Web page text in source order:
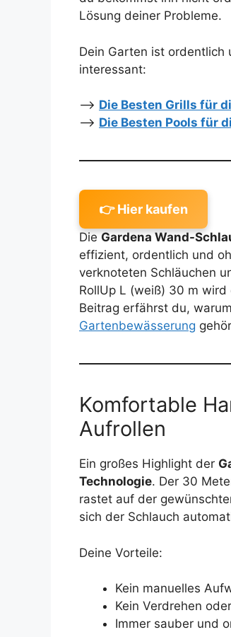
Lösung deiner Probleme.
Dein Garten ist
interessant:
–> Die Besten Grills für
–> Die Besten Pools für
👉 Hier kaufen
Die Gardena Wand-
effizient, ordentlich und
verknoteten Schläuchen
RollUp L (weiß) 30 m
Beitrag erfährst du,
Gartenbewässerung
Komfortable
Aufrollen
Ein großes Highlight der
Technologie. Der 30
rastet auf der
sich der Schlauch
Deine Vorteile:
Kein manuelles
Kein Verdrehen
Immer sauber und